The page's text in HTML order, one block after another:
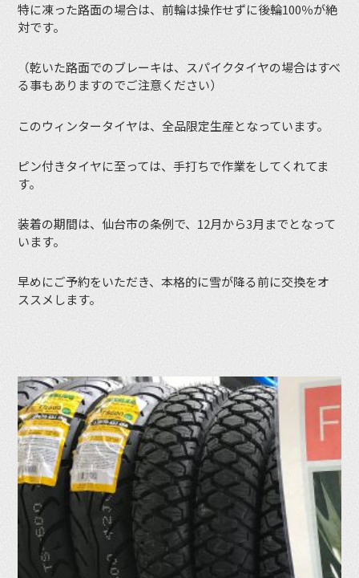
特に凍った路面の場合は、前輪は操作せずに後輪100％が絶
対です。
（乾いた路面でのブレーキは、スパイクタイヤの場合はすべ
る事もありますのでご注意ください）
このウィンタータイヤは、全品限定生産となっています。
ピン付きタイヤに至っては、手打ちで作業をしてくれてま
す。
装着の期間は、仙台市の条例で、12月から3月までとなって
います。
早めにご予約をいただき、本格的に雪が降る前に交換をオ
ススメします。